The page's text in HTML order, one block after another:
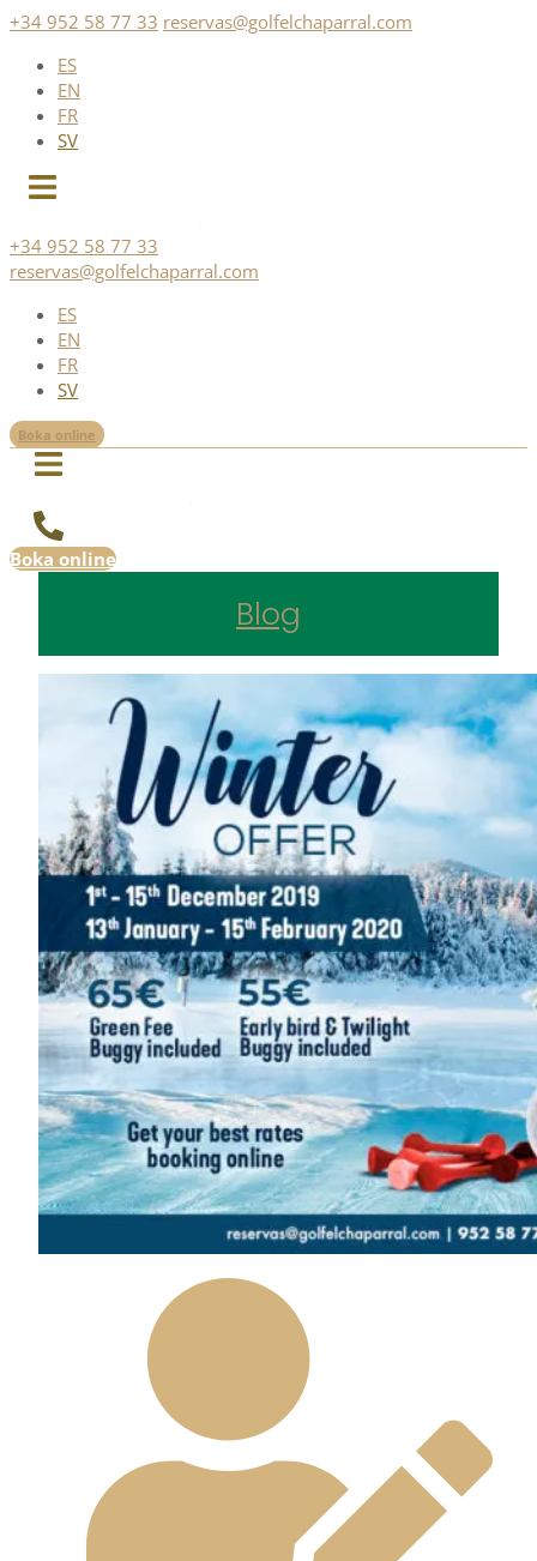
Skip
content
+34 952 58 77 33 reservas@golfelchaparral.com
ES
EN
FR
SV
+34 952 58 77 33
reservas@golfelchaparral.com
ES
EN
FR
SV
Boka online
Boka online
Blog